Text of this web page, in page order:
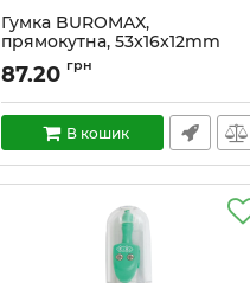
Гумка BUROMAX,
прямокутна, 53x16x12mm
87.20 грн
В кошик